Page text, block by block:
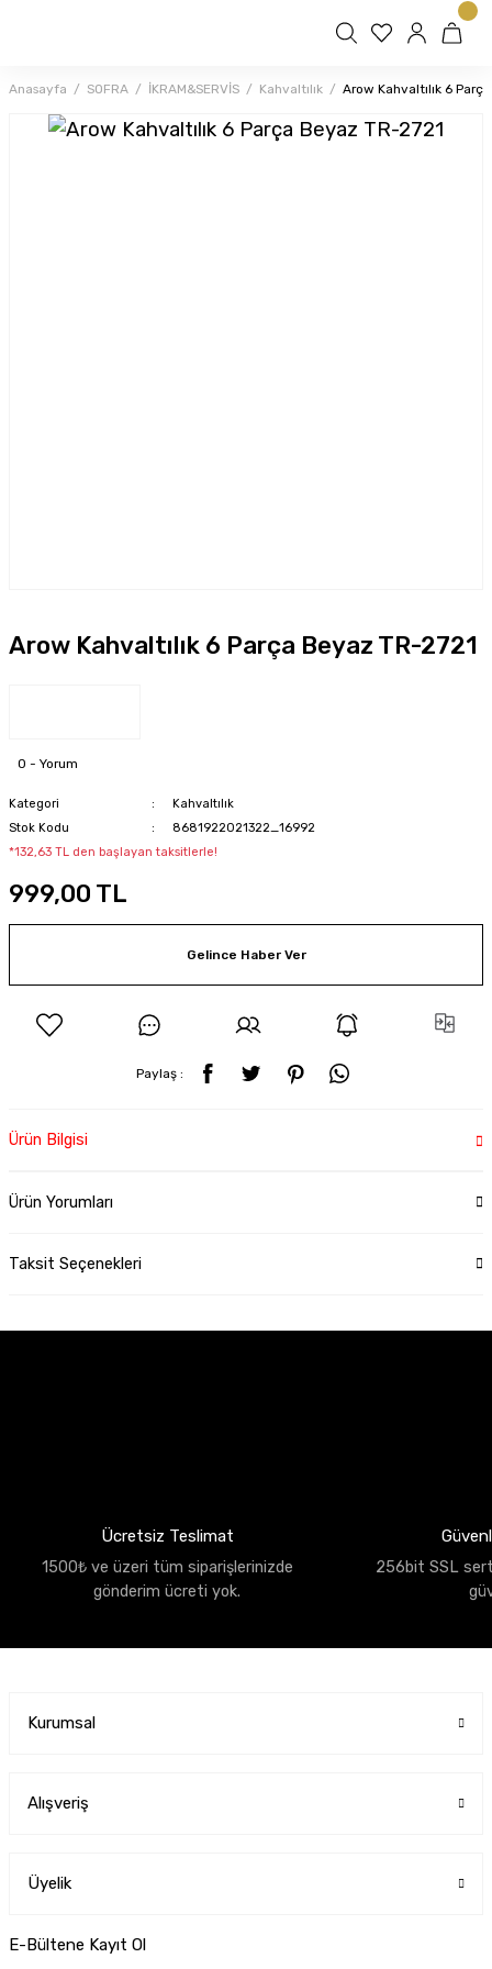
Anasayfa SOFRA İKRAM&SERVİS Kahvaltılık Arow Kahvaltılık 6
Arow Kahvaltılık 6 Parça Beyaz TR-2721
0 - Yorum
Kategori
Kahvaltılık
Stok Kodu
8681922021322_16992
*132,63 TL den başlayan taksitlerle!
999,00 TL
Gelince Haber Ver
Paylaş :
Ürün Bilgisi
Ürün Yorumları
Taksit Seçenekleri
Ücretsiz Teslimat
1500₺ ve üzeri tüm siparişlerinizde
gönderim ücreti yok.
256bit SSL
Kurumsal
Alışveriş
Üyelik
E-Bültene Kayıt Ol